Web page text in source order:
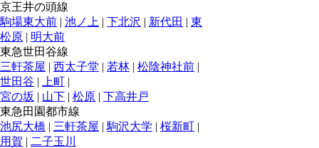
京王井の頭線
駒場東大前 | 池ノ上 | 下北沢 | 新代田 | 東
松原 | 明大前
東急世田谷線
三軒茶屋 | 西太子堂 | 若林 | 松陰神社前 |
世田谷 | 上町 |
宮の坂 | 山下 | 松原 | 下高井戸
東急田園都市線
池尻大橋 | 三軒茶屋 | 駒沢大学 | 桜新町 |
用賀 | 二子玉川